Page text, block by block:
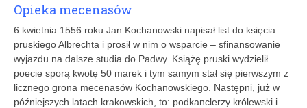
Opieka mecenasów
6 kwietnia 1556 roku Jan Kochanowski napisał list do księcia
pruskiego Albrechta i prosił w nim o wsparcie – sfinansowanie
wyjazdu na dalsze studia do Padwy. Książę pruski wydzielił
poecie sporą kwotę 50 marek i tym samym stał się pierwszym z
licznego grona mecenasów Kochanowskiego. Następni, już w
późniejszych latach krakowskich, to: podkanclerzy królewski i